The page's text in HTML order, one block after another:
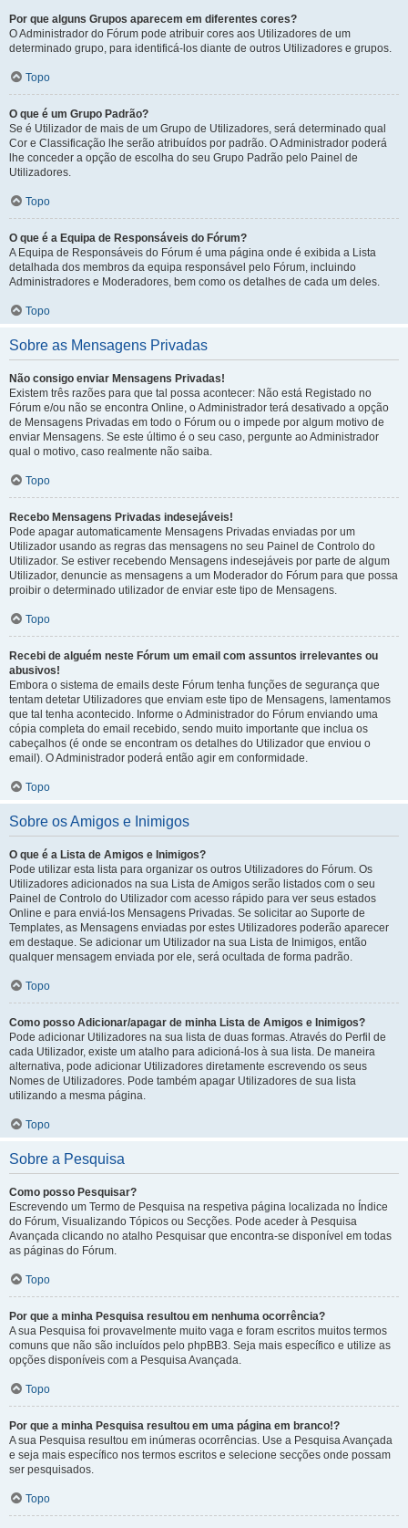
Por que alguns Grupos aparecem em diferentes cores?
O Administrador do Fórum pode atribuir cores aos Utilizadores de um
determinado grupo, para identificá-los diante de outros Utilizadores e grupos.
Topo
O que é um Grupo Padrão?
Se é Utilizador de mais de um Grupo de Utilizadores, será determinado qual
Cor e Classificação lhe serão atribuídos por padrão. O Administrador poderá
lhe conceder a opção de escolha do seu Grupo Padrão pelo Painel de
Utilizadores.
Topo
O que é a Equipa de Responsáveis do Fórum?
A Equipa de Responsáveis do Fórum é uma página onde é exibida a Lista
detalhada dos membros da equipa responsável pelo Fórum, incluindo
Administradores e Moderadores, bem como os detalhes de cada um deles.
Topo
Sobre as Mensagens Privadas
Não consigo enviar Mensagens Privadas!
Existem três razões para que tal possa acontecer: Não está Registado no
Fórum e/ou não se encontra Online, o Administrador terá desativado a opção
de Mensagens Privadas em todo o Fórum ou o impede por algum motivo de
enviar Mensagens. Se este último é o seu caso, pergunte ao Administrador
qual o motivo, caso realmente não saiba.
Topo
Recebo Mensagens Privadas indesejáveis!
Pode apagar automaticamente Mensagens Privadas enviadas por um
Utilizador usando as regras das mensagens no seu Painel de Controlo do
Utilizador. Se estiver recebendo Mensagens indesejáveis por parte de algum
Utilizador, denuncie as mensagens a um Moderador do Fórum para que possa
proibir o determinado utilizador de enviar este tipo de Mensagens.
Topo
Recebi de alguém neste Fórum um email com assuntos irrelevantes ou
abusivos!
Embora o sistema de emails deste Fórum tenha funções de segurança que
tentam detetar Utilizadores que enviam este tipo de Mensagens, lamentamos
que tal tenha acontecido. Informe o Administrador do Fórum enviando uma
cópia completa do email recebido, sendo muito importante que inclua os
cabeçalhos (é onde se encontram os detalhes do Utilizador que enviou o
email). O Administrador poderá então agir em conformidade.
Topo
Sobre os Amigos e Inimigos
O que é a Lista de Amigos e Inimigos?
Pode utilizar esta lista para organizar os outros Utilizadores do Fórum. Os
Utilizadores adicionados na sua Lista de Amigos serão listados com o seu
Painel de Controlo do Utilizador com acesso rápido para ver seus estados
Online e para enviá-los Mensagens Privadas. Se solicitar ao Suporte de
Templates, as Mensagens enviadas por estes Utilizadores poderão aparecer
em destaque. Se adicionar um Utilizador na sua Lista de Inimigos, então
qualquer mensagem enviada por ele, será ocultada de forma padrão.
Topo
Como posso Adicionar/apagar de minha Lista de Amigos e Inimigos?
Pode adicionar Utilizadores na sua lista de duas formas. Através do Perfil de
cada Utilizador, existe um atalho para adicioná-los à sua lista. De maneira
alternativa, pode adicionar Utilizadores diretamente escrevendo os seus
Nomes de Utilizadores. Pode também apagar Utilizadores de sua lista
utilizando a mesma página.
Topo
Sobre a Pesquisa
Como posso Pesquisar?
Escrevendo um Termo de Pesquisa na respetiva página localizada no Índice
do Fórum, Visualizando Tópicos ou Secções. Pode aceder à Pesquisa
Avançada clicando no atalho Pesquisar que encontra-se disponível em todas
as páginas do Fórum.
Topo
Por que a minha Pesquisa resultou em nenhuma ocorrência?
A sua Pesquisa foi provavelmente muito vaga e foram escritos muitos termos
comuns que não são incluídos pelo phpBB3. Seja mais específico e utilize as
opções disponíveis com a Pesquisa Avançada.
Topo
Por que a minha Pesquisa resultou em uma página em branco!?
A sua Pesquisa resultou em inúmeras ocorrências. Use a Pesquisa Avançada
e seja mais específico nos termos escritos e selecione secções onde possam
ser pesquisados.
Topo